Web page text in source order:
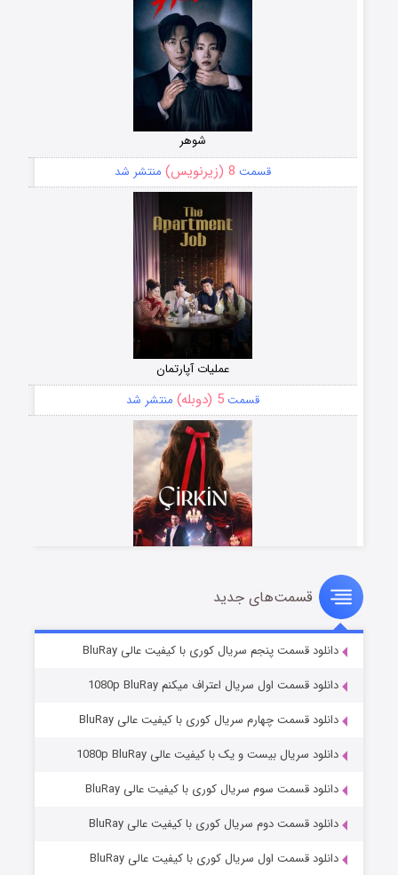
شوهر
قسمت 8 (زیرنویس) منتشر شد
عملیات آپارتمان
قسمت5 (دوبله) منتشر شد
سریال زشت
قسمت2 (زیرنویس) منتشر شد
مردگان متحرک: شهر مرده ۳
قسمت2 (زیرنویس) منتشر شد
قسمت‌های جدید
دانلود قسمت پنجم سریال کوری با کیفیت عالی BluRay
دانلود قسمت اول سریال اعتراف میکنم 1080p BluRay
دانلود قسمت چهارم سریال کوری با کیفیت عالی BluRay
دانلود سریال بیست و یک با کیفیت عالی 1080p BluRay
دانلود قسمت سوم سریال کوری با کیفیت عالی BluRay
دانلود قسمت دوم سریال کوری با کیفیت عالی BluRay
دانلود قسمت اول سریال کوری با کیفیت عالی BluRay